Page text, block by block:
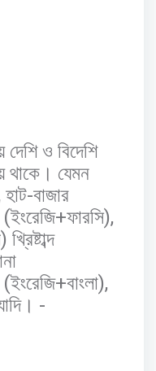
দেশি ও বিদেশি
থাকে। যেমন
হাট-বাজার
(ইংরেজি+ফারসি),
) খ্রিষ্টাব্দ
(ইংরেজি+বাংলা),
-